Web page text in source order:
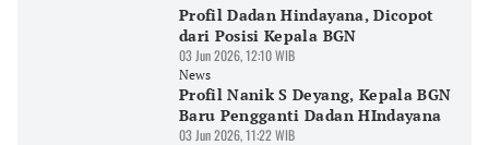
Profil Dadan Hindayana, Dicopot
dari Posisi Kepala BGN
03 Jun 2026, 12:10 WIB
News
Profil Nanik S Deyang, Kepala BGN
Baru Pengganti Dadan HIndayana
03 Jun 2026, 11:22 WIB